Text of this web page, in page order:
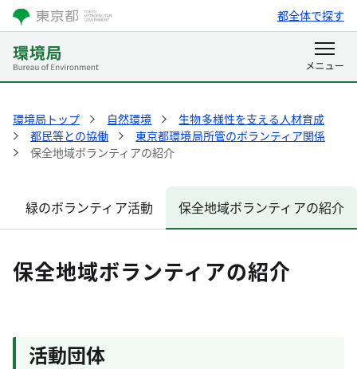
都全体で探す
環境局トップ 自然環境
生物多様性を支える人材育成
都民等との協働
東京都環境局所管のボランティア関係
保全地域ボランティアの紹介
緑のボランティア活動 保全地域ボランティアの紹介
保全地域ボランティアの紹介
活動団体